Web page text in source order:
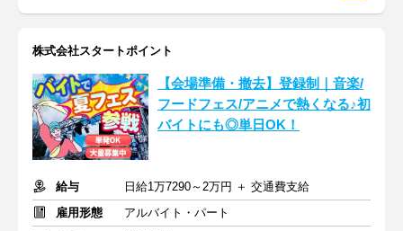
株式会社スタートポイント
【会場準備・撤去】登録制｜音楽/
フードフェス/アニメで熱くなる♪初
バイトにも◎単日OK！
給与
日給1万7290～2万円 ＋ 交通費支給
雇用形態
アルバイト・パート